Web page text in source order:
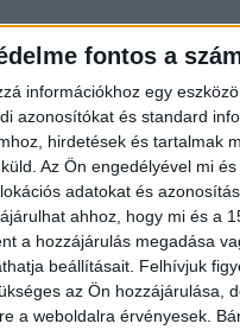
fontos a
információkhoz egy
azonosítókat és standard
hirdetések és tartalmak
Az Ön engedélyével mi
adatokat és
ahhoz, hogy mi és a
a hozzájárulás megadása
beállításait. Felhívjuk
az Ön hozzájárulása,
a weboldalra érvényesek.